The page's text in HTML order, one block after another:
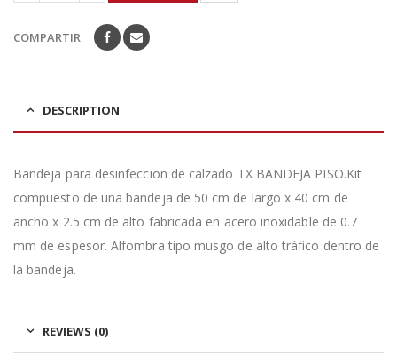
COMPARTIR
DESCRIPTION
Bandeja para desinfeccion de calzado TX BANDEJA PISO.Kit
compuesto de una bandeja de 50 cm de largo x 40 cm de
ancho x 2.5 cm de alto fabricada en acero inoxidable de 0.7
mm de espesor. Alfombra tipo musgo de alto tráfico dentro de
la bandeja.
REVIEWS (0)